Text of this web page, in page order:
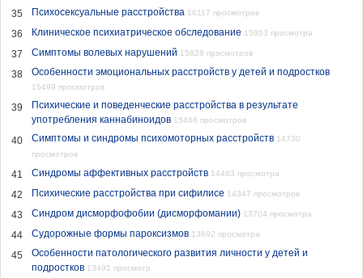
35 Психосексуальные расстройства 16117 просмотров
36 Клиническое психиатрическое обследование 15953 просмотра
37 Симптомы волевых нарушений 15828 просмотров
38 Особенности эмоциональных расстройств у детей и подростков
15499 просмотров
39
Психические и поведенческие расстройства в результате
употребления каннабиноидов 15466 просмотров
40 Симптомы и синдромы психомоторных расстройств 14730
просмотров
41 Синдромы аффективных расстройств 14463 просмотра
42 Психические расстройства при сифилисе 14347 просмотров
43 Синдром дисморфофобии (дисморфомании) 13704 просмотра
44 Судорожные формы пароксизмов 13692 просмотра
45
Особенности патологического развития личности у детей и
подростков 13491 просмотр